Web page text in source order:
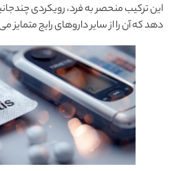
دهد که آن را از سایر داروهای رایج متمایز